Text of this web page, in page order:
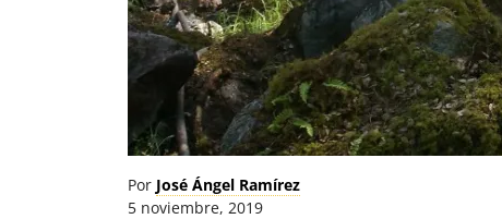
Por José Ángel Ramírez
5 noviembre, 2019